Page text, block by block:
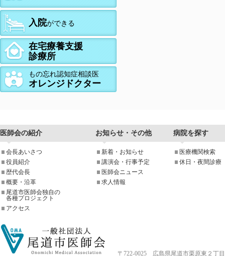
入院ができる
在宅療養支援
診療所
もの忘れ認知症相談医
オレンジドクター
医師会の紹介 お知らせ・その他 病院を探す
会長あいさつ
役員紹介
歴代会長
概要・沿革
尾道市医師会独自の
各種プロジェクト
アクセス
新着・お知らせ
講演会・行事予定
医師会ニュース
求人情報
医療機関検索
休日・夜間診療
〒722-0025 広島県尾道市栗原東２丁